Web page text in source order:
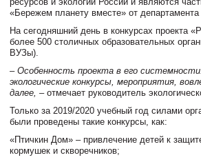
«Бережем планету вместе» от
На сегодняшний день в конкурсах проекта
более 500 столичных образовательных
ВУЗы).
– Особенность проекта в его
экологические конкурсы, мероприятия,
далее, – отмечает руководитель
Только за 2019/2020 учебный год силами
были проведены такие конкурсы, как:
«Птичкин Дом» – привлечение детей к
кормушек и скворечников;